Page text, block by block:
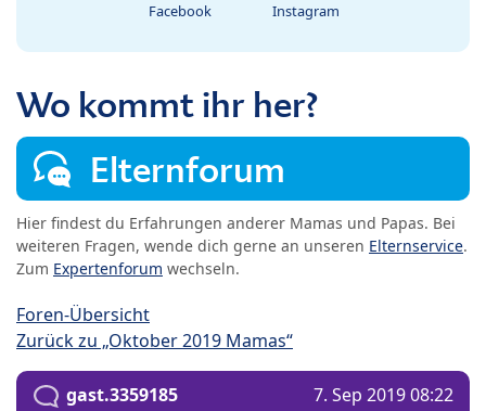
Facebook Instagram
Wo kommt ihr her?
Elternforum
Hier findest du Erfahrungen anderer Mamas und Papas. Bei
weiteren Fragen, wende dich gerne an unseren Elternservice.
Zum Expertenforum wechseln.
Foren-Übersicht
Zurück zu „Oktober 2019 Mamas“
gast.3359185 7. Sep 2019 08:22